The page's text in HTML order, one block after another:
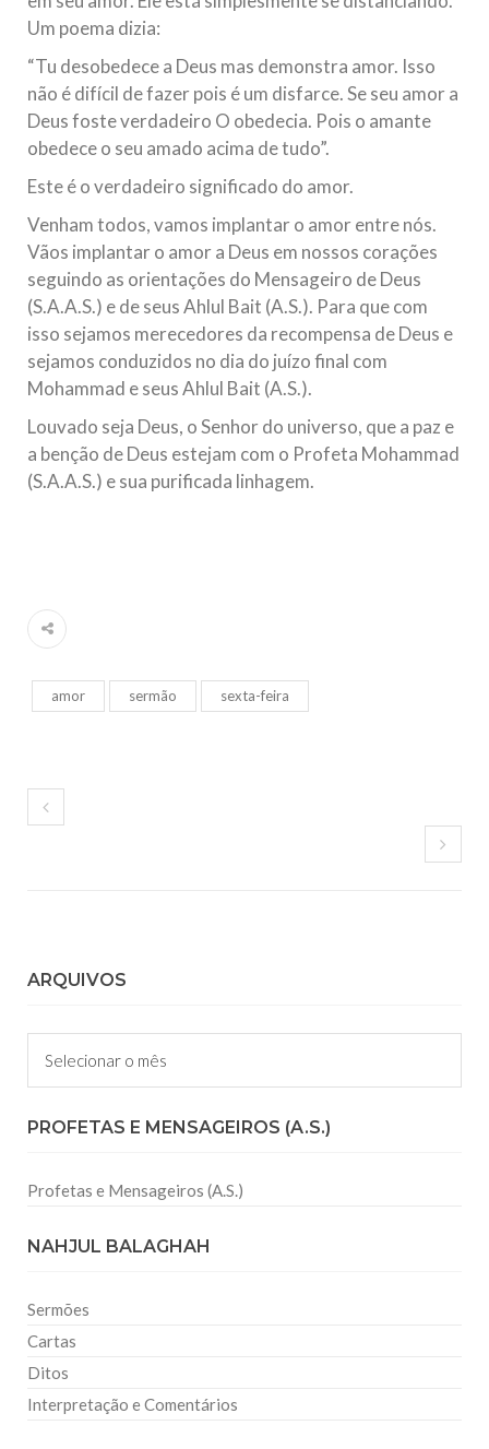
Um poema dizia:
“Tu desobedece a Deus mas demonstra amor. Isso
não é difícil de fazer pois é um disfarce. Se seu amor a
Deus foste verdadeiro O obedecia. Pois o amante
obedece o seu amado acima de tudo”.
Este é o verdadeiro significado do amor.
Venham todos, vamos implantar o amor entre nós.
Vãos implantar o amor a Deus em nossos corações
seguindo as orientações do Mensageiro de Deus
(S.A.A.S.) e de seus Ahlul Bait (A.S.). Para que com
isso sejamos merecedores da recompensa de Deus e
sejamos conduzidos no dia do juízo final com
Mohammad e seus Ahlul Bait (A.S.).
Louvado seja Deus, o Senhor do universo, que a paz e
a benção de Deus estejam com o Profeta Mohammad
(S.A.A.S.) e sua purificada linhagem.
amor sermão sexta-feira
ARQUIVOS
Arquivos
PROFETAS E MENSAGEIROS (A.S.)
Profetas e Mensageiros (A.S.)
NAHJUL BALAGHAH
Sermões
Cartas
Ditos
Interpretação e Comentários